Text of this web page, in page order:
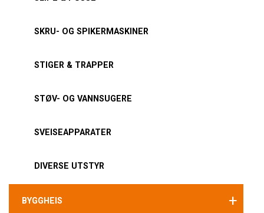
SKRU- OG SPIKERMASKINER
STIGER & TRAPPER
STØV- OG VANNSUGERE
SVEISEAPPARATER
DIVERSE UTSTYR
BYGGHEIS +